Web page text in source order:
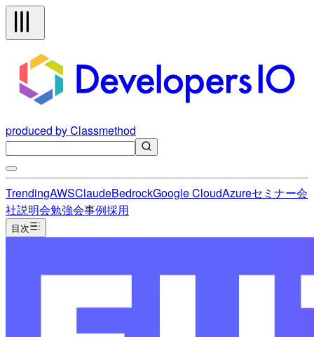
produced by Classmethod
TrendingAWSClaudeBedrockGoogle CloudAzureセミナー会
社説明会勉強会事例採用
目次